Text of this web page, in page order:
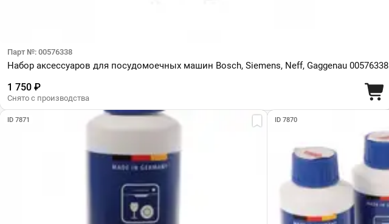
Парт №: 00576338
Набор аксессуаров для посудомоечных машин Bosch, Siemens, Neff, Gaggenau 00576338
1 750 ₽
Снято с производства
ID 7871 ID 7870